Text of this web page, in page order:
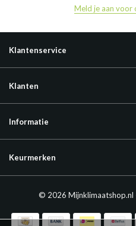
Meld je aan voor
Klantenservice
Klanten
Informatie
Keurmerken
© 2026 Mijnklimaatshop.nl